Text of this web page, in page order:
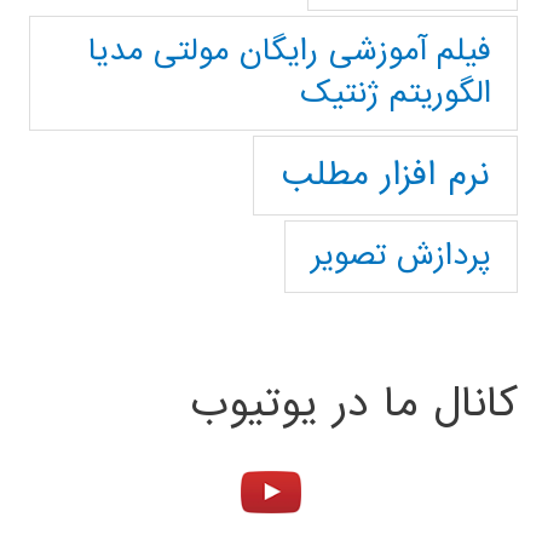
فیلم آموزشی رایگان مولتی مدیا
الگوریتم ژنتیک
نرم افزار مطلب
پردازش تصویر
کانال ما در یوتیوب